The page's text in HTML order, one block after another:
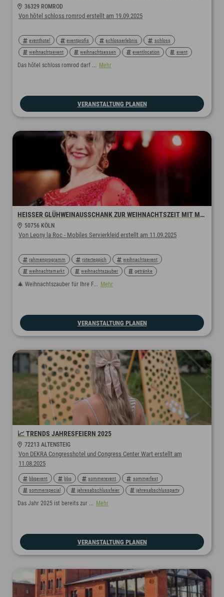
36329 ROMROD
Von hôtel schloss romrod erstellt am 19.09.2025
eventhotel eventprofis schlosserlebnis schloss
weihnachtsevent weihnachtsessen eventlocation event
tagung tagungserlebnis prämiert
Das hôtel schloss romrod darf ... Mehr
VERANSTALTUNG PLANEN
HEISSER GLÜHWEINAUSSCHANK ZUR WEIHNACHTSZEIT MIT MOBILEM SERVIERKLEID
50756 KÖLN
Von Leony la Roc - Mobiles Servierkleid erstellt am 11.09.2025
rahmenprogramm roterteppich weihnachtsevent
weihnachtsmarkt weihnachtszauber getränke
abendprogramm abendveranstaltung
🎄 Weihnachtszauber für Ihre F... Mehr
VERANSTALTUNG PLANEN
📈 TRENDS JAHRESFEIERN 2025
72213 ALTENSTEIG
Von DEKRA Congresshotel und Congress Center Wart erstellt am
11.08.2025
bbqevent bbq sommerevent sommerfest
sommerspecial jahresabschlussfeier jahresabschlussparty
jahresauftaktfeier jahresauftakt
Das Jahr 2025 ist bereits zur ... Mehr
VERANSTALTUNG PLANEN